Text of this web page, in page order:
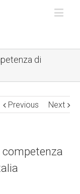
di
Previous Next
competenza